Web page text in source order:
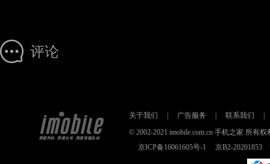
评论
关于我们 广告服务 联系我们
© 2002-2021 imobile.com.cn 手机之家 所有
京ICP备16061605号-1
京B2-20201853